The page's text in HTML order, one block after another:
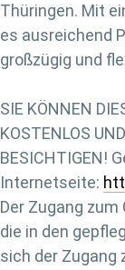
Thüringen. Mit
es ausreichend
großzügig und
SIE KÖNNEN
KOSTENLOS
BESICHTIGEN!
Internetseite:
Der Zugang
die in den
sich der Zugang